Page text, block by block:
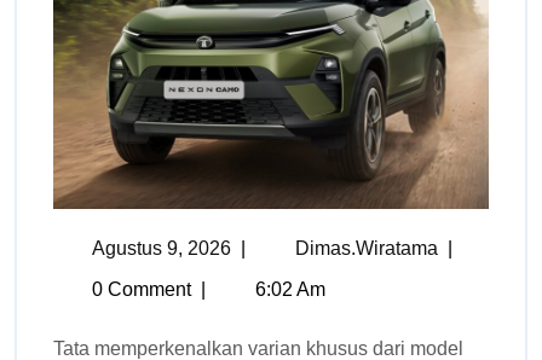
Agustus 9, 2026 Dimas.wiratama
0 Comment
6:02 Am
Tata memperkenalkan varian khusus dari model